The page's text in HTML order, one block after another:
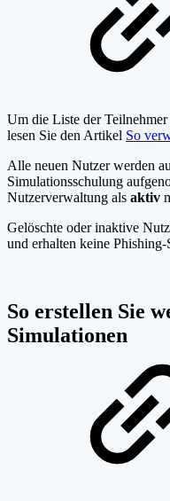
Um die Liste der
lesen Sie den Artikel So
Alle neuen Nutzer werden
Simulationsschulung
Nutzerverwaltung als aktiv
Gelöschte oder inaktive
und erhalten keine
So erstellen Sie
Simulationen